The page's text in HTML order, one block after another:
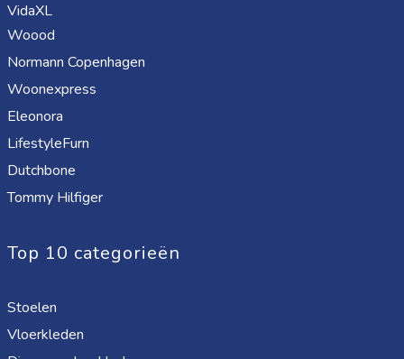
VidaXL
Woood
Normann Copenhagen
Woonexpress
Eleonora
LifestyleFurn
Dutchbone
Tommy Hilfiger
Top 10 categorieën
Stoelen
Vloerkleden